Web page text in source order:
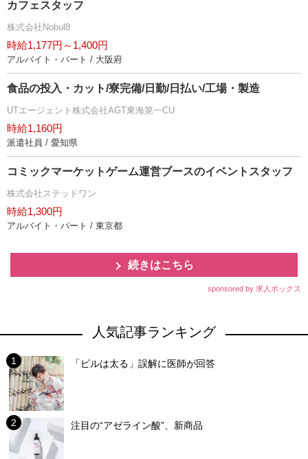
カフェスタッフ
株式会社Nobul8
時給1,177円～1,400円
アルバイト・パート / 大阪府
食品の投入・カット/寮完備/日勤/日払い/工場・製造
UTエージェント株式会社AGT東海第一CU
時給1,160円
派遣社員 / 愛知県
コミックマーケットゲーム運営ブースのイベントスタッフ
株式会社ステッドワン
時給1,300円
アルバイト・パート / 東京都
続きはこちら
sponsored by 求人ボックス
人気記事ランキング
「ピルは太る」誤解に医師が回答
注目の“アゼライン酸”、新商品